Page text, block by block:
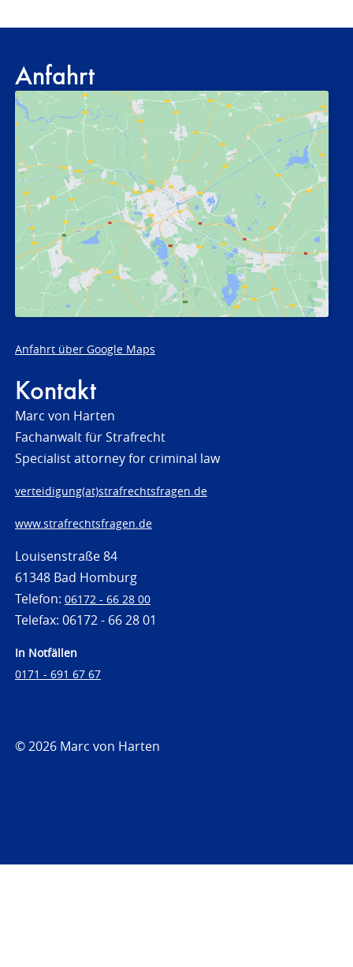
Anfahrt
Anfahrt über Google Maps
Kontakt
Marc von Harten
Fachanwalt für Strafrecht
Specialist attorney for criminal law
verteidigung(at)strafrechtsfragen.de
www.strafrechtsfragen.de
Louisenstraße 84
61348 Bad Homburg
Telefon: 06172 - 66 28 00
Telefax: 06172 - 66 28 01
In Notfällen
0171 - 691 67 67
© 2026 Marc von Harten